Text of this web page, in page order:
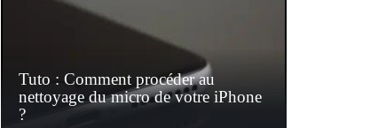
Tuto : Comment procéder au
nettoyage du micro de votre iPhone
?